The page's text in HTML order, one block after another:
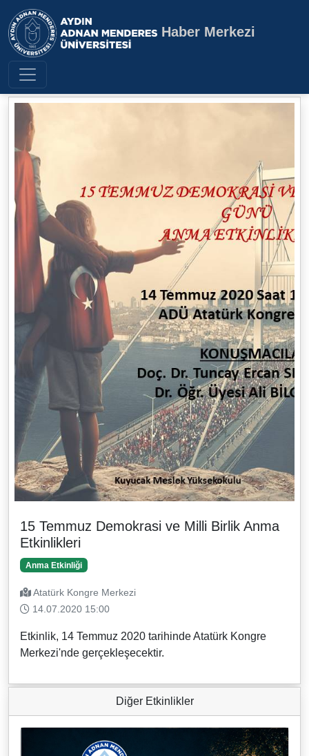
Aydın Adnan Menderes
Haber Merkezi
15 Temmuz Demokrasi ve Milli Birlik Anma
Etkinlikleri
Anma Etkinliği
Atatürk Kongre Merkezi
14.07.2020 15:00
Etkinlik, 14 Temmuz 2020 tarihinde Atatürk Kongre
Merkezi'nde gerçekleşecektir.
Diğer Etkinlikler